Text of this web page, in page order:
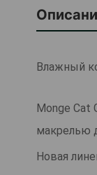
Влажный
Monge Cat
макрелью
Новая